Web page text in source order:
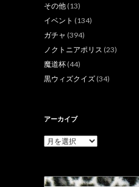
その他 (13)
イベント (134)
ガチャ (394)
ノクトニアポリス (23)
魔道杯 (44)
黒ウィズクイズ (34)
アーカイブ
ア
ブ